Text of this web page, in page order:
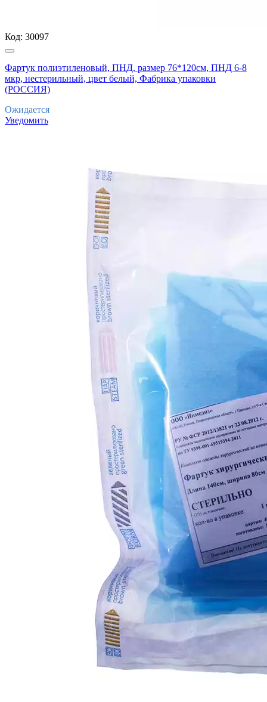
Код: 30097
Фартук полиэтиленовый, ПНД, размер 76*120см, ПНД 6-8
мкр, нестерильный, цвет белый, Фабрика упаковки
(РОССИЯ)
Ожидается
Уведомить